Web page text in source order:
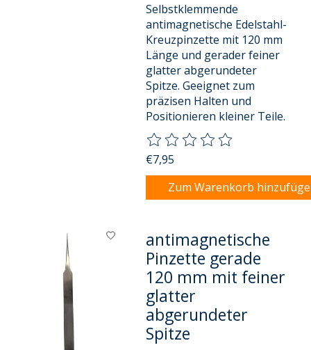
Selbstklemmende
antimagnetische Edelstahl-
Kreuzpinzette mit 120 mm
Länge und gerader feiner
glatter abgerundeter
Spitze. Geeignet zum
präzisen Halten und
Positionieren kleiner Teile.
Die Bewertung dieses
€7,95
Zum Warenkorb
antimagnetische
Pinzette gerade
120 mm mit feiner
glatter
abgerundeter
Spitze